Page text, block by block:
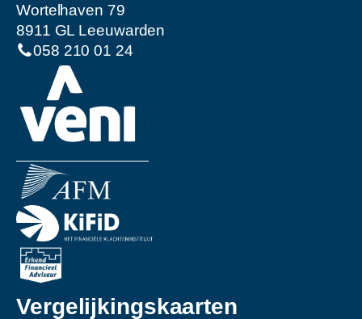
Wortelhaven 79
8911 GL Leeuwarden
058 210 01 24
Vergelijkingskaarten